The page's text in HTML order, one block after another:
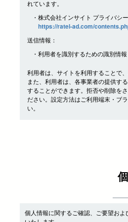
れています。
・株式会社インサイト プライバシ
https://ratel-ad.com/
送信情報：
・利用者を識別するための識別情報
利用者は、サイトを利用することで
また、利用者は、各事業者の提供す
することができます。拒否や削除を
ださい。設定方法はご利用端末・ブ
い。
個人情報に関するご確認、ご要望およ